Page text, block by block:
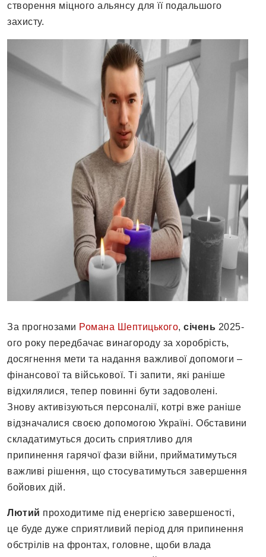
створення міцного альянсу для її подальшого
захисту.
За прогнозами Романа Шептицького, січень 2025-
ого року передбачає винагороду за хоробрість,
досягнення мети та надання важливої допомоги –
фінансової та військової. Ті запити, які раніше
відхилялися, тепер повинні бути задоволені.
Знову активізуються персоналії, котрі вже раніше
відзначалися своєю допомогою Україні. Обставини
складатимуться досить сприятливо для
припинення гарячої фази війни, прийматимуться
важливі рішення, що стосуватимуться завершення
бойових дій.
Лютий проходитиме під енергією завершеності,
це буде дуже сприятливий період для припинення
обстрілів на фронтах, головне, щоби влада